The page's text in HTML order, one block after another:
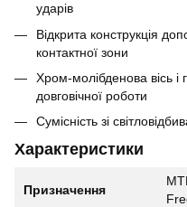
ударів
Відкрита конструкція
контактної зони
Хром-молібденова вісь
довговічної роботи
Сумісність зі
Характеристики
Призначення